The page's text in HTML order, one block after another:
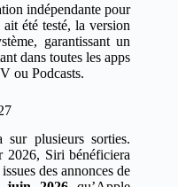
indépendante pour
été testé, la version
garantissant un
dans toutes les apps
ou Podcasts.
sur plusieurs sorties.
2026, Siri bénéficiera
des annonces de